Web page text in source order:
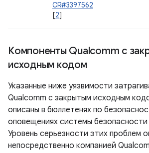
CR#3397562
[2]
Компоненты Qualcomm с
исходным кодом
Указанные ниже уязвимости
Qualcomm с закрытым исходным
описаны в бюллетенях по
оповещениях системы безопасности
Уровень серьезности этих проблем
непосредственно компанией